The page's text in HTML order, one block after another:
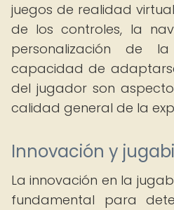
juegos de realidad
de los controles, la
personalización de
capacidad de
del jugador son
calidad general de la
Innovación y
La innovación en la
fundamental para